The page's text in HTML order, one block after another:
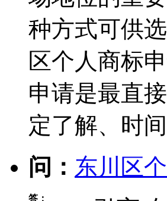
种方式可供
区个人商标
申请是最直
定了解、时
问： 东川区
答：